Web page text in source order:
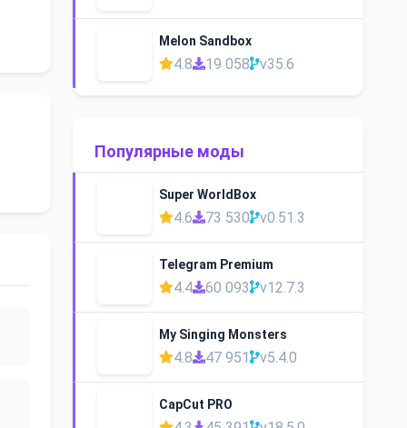
Melon Sandbox
4.8 19 058 v35.6
Популярные моды
Super WorldBox
4.6 73 530 v0.51.3
Telegram Premium
4.4 60 093 v12.7.3
My Singing Monsters
4.8 47 951 v5.4.0
CapCut PRO